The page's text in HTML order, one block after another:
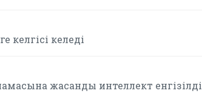
келгісі келеді
жасанды интеллект енгізілді